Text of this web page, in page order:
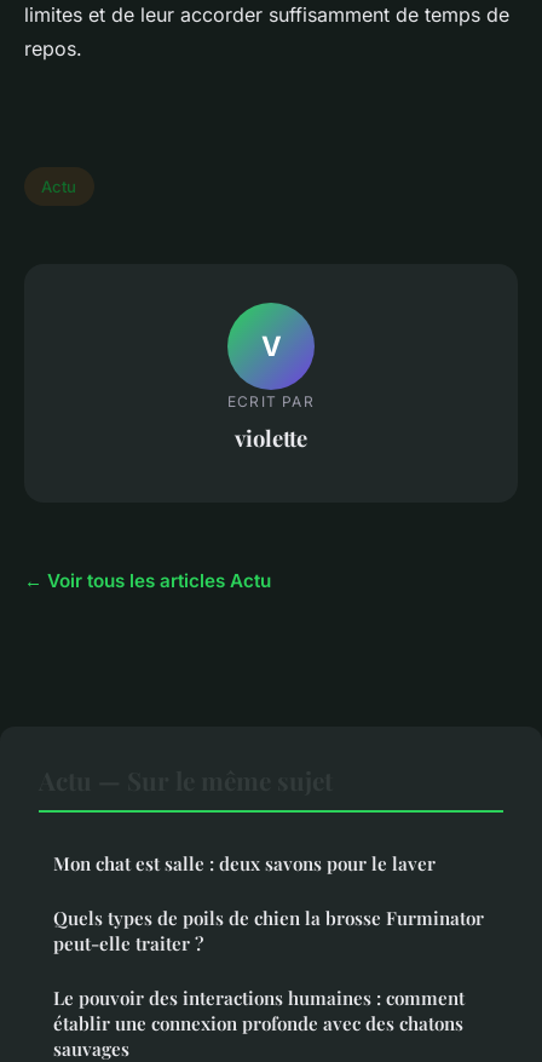
limites et de leur accorder suffisamment de temps de
repos.
Actu
V
ECRIT PAR
violette
← Voir tous les articles Actu
Mon chat est salle : deux savons pour le laver
Quels types de poils de chien la brosse Furminator
peut-elle traiter ?
Le pouvoir des interactions humaines : comment
établir une connexion profonde avec des chatons
sauvages